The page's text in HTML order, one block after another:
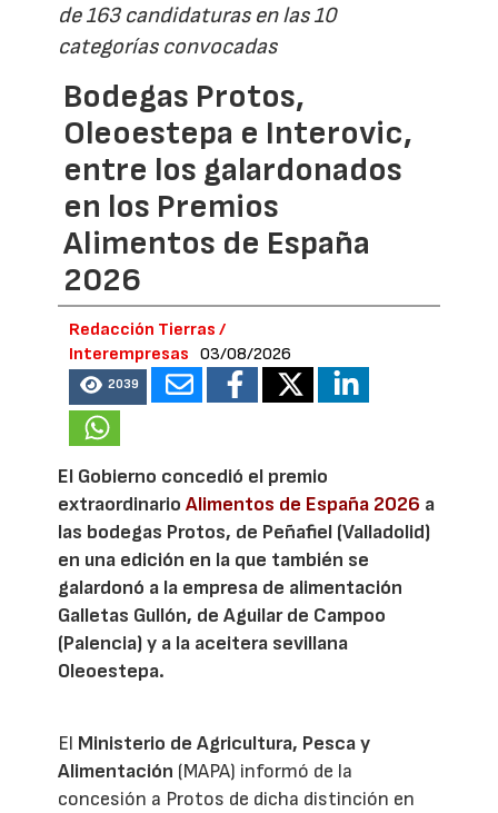
de 163 candidaturas en las 10
categorías convocadas
Bodegas Protos,
Oleoestepa e Interovic,
entre los galardonados
en los Premios
Alimentos de España
2026
Redacción Tierras /
Interempresas
03/08/2026
2039
El Gobierno concedió el premio
extraordinarioAlimentos de España 2026 a
las bodegas Protos, de Peñafiel (Valladolid)
en una edición en la que también se
galardonó a la empresa de alimentación
Galletas Gullón, de Aguilar de Campoo
(Palencia) y a la aceitera sevillana
Oleoestepa.
El Ministerio de Agricultura, Pesca y
Alimentación (MAPA) informó de la
concesión a Protos de dicha distinción en